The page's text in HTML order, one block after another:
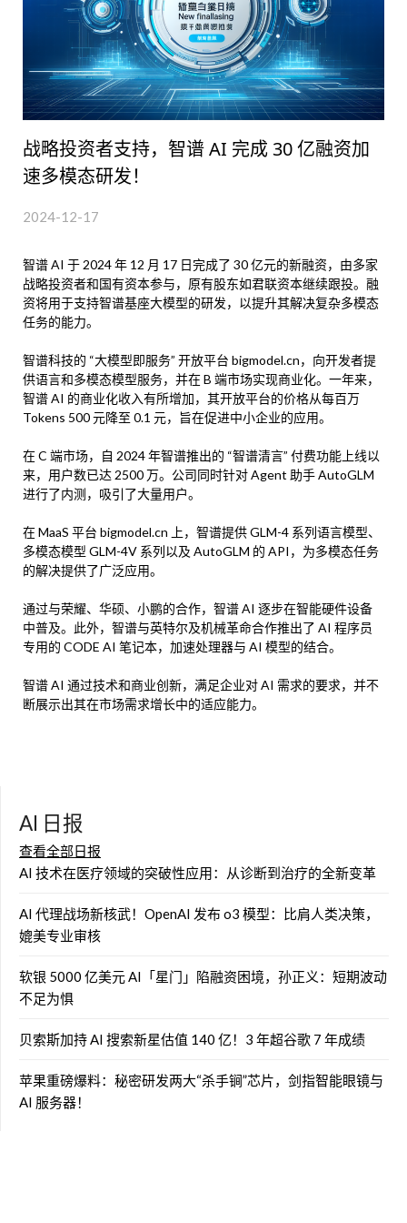
战略投资者支持，智谱 AI 完成 30 亿融资加
速多模态研发！
2024-12-17
智谱 AI 于 2024 年 12 月 17 日完成了 30 亿元的新融资，由多家
战略投资者和国有资本参与，原有股东如君联资本继续跟投。融
资将用于支持智谱基座大模型的研发，以提升其解决复杂多模态
任务的能力。
智谱科技的 “大模型即服务” 开放平台 bigmodel.cn，向开发者提
供语言和多模态模型服务，并在 B 端市场实现商业化。一年来，
智谱 AI 的商业化收入有所增加，其开放平台的价格从每百万
Tokens 500 元降至 0.1 元，旨在促进中小企业的应用。
在 C 端市场，自 2024 年智谱推出的 “智谱清言” 付费功能上线以
来，用户数已达 2500 万。公司同时针对 Agent 助手 AutoGLM
进行了内测，吸引了大量用户。
在 MaaS 平台 bigmodel.cn 上，智谱提供 GLM-4 系列语言模型、
多模态模型 GLM-4V 系列以及 AutoGLM 的 API，为多模态任务
的解决提供了广泛应用。
通过与荣耀、华硕、小鹏的合作，智谱 AI 逐步在智能硬件设备
中普及。此外，智谱与英特尔及机械革命合作推出了 AI 程序员
专用的 CODE AI 笔记本，加速处理器与 AI 模型的结合。
智谱 AI 通过技术和商业创新，满足企业对 AI 需求的要求，并不
断展示出其在市场需求增长中的适应能力。
AI 日报
查看全部日报
AI 技术在医疗领域的突破性应用：从诊断到治疗的全新变革
AI 代理战场新核武！OpenAI 发布 o3 模型：比肩人类决策，
媲美专业审核
软银 5000 亿美元 AI「星门」陷融资困境，孙正义：短期波动
不足为惧
贝索斯加持 AI 搜索新星估值 140 亿！3 年超谷歌 7 年成绩
苹果重磅爆料：秘密研发两大“杀手锏”芯片，剑指智能眼镜与
AI 服务器！